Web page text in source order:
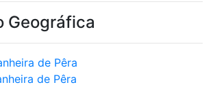
Geográfica
de Pêra
de Pêra